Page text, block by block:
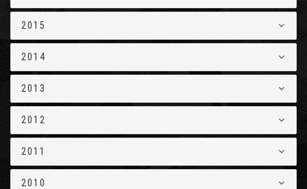
2015
2014
2013
2012
2011
2010